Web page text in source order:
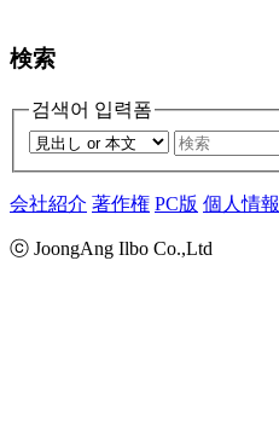
検索
검색어 입력폼
会社紹介 著作権 PC版 個人情報
ⓒ JoongAng Ilbo Co.,Ltd